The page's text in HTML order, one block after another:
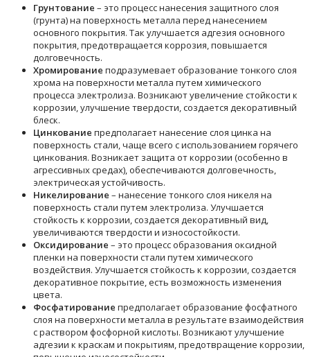
Грунтование – это процесс нанесения защитного слоя
(грунта) на поверхность металла перед нанесением
основного покрытия. Так улучшается адгезия основного
покрытия, предотвращается коррозия, повышается
долговечность.
Хромирование подразумевает образование тонкого слоя
хрома на поверхности металла путем химического
процесса электролиза. Возникают увеличение стойкости к
коррозии, улучшение твердости, создается декоративный
блеск.
Цинкование предполагает нанесение слоя цинка на
поверхность стали, чаще всего с использованием горячего
цинкования. Возникает защита от коррозии (особенно в
агрессивных средах), обеспечиваются долговечность,
электрическая устойчивость.
Никелирование – нанесение тонкого слоя никеля на
поверхность стали путем электролиза. Улучшается
стойкость к коррозии, создается декоративный вид,
увеличиваются твердости и износостойкости.
Оксидирование – это процесс образования оксидной
пленки на поверхности стали путем химического
воздействия. Улучшается стойкость к коррозии, создается
декоративное покрытие, есть возможность изменения
цвета.
Фосфатирование предполагает образование фосфатного
слоя на поверхности металла в результате взаимодействия
с раствором фосфорной кислоты. Возникают улучшение
адгезии к краскам и покрытиям, предотвращение коррозии,